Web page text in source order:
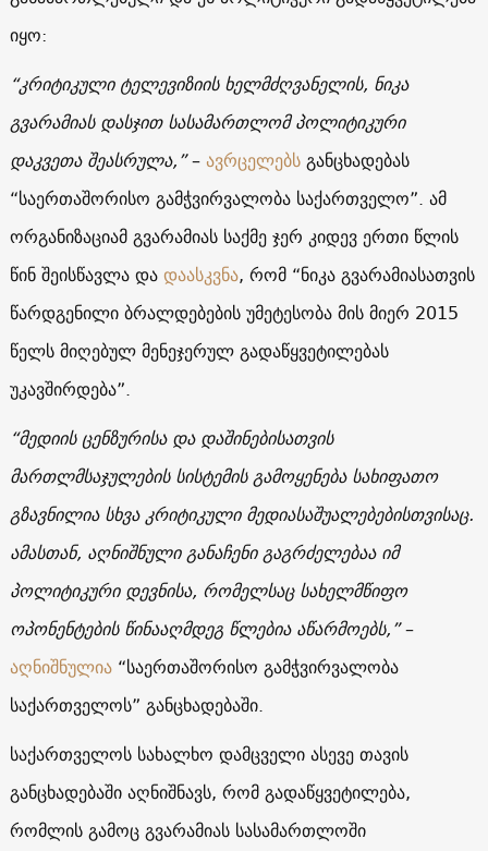
იყო:
“კრიტიკული ტელევიზიის ხელმძღვანელის, ნიკა
გვარამიას დასჯით სასამართლომ პოლიტიკური
დაკვეთა შეასრულა,”–ავრცელებსგანცხადებას
“საერთაშორისო გამჭვირვალობა საქართველო”. ამ
ორგანიზაციამ გვარამიას საქმე ჯერ კიდევ ერთი წლის
წინ შეისწავლა დადაასკვნა, რომ “ნიკა გვარამიასათვის
წარდგენილი ბრალდებების უმეტესობა მის მიერ 2015
წელს მიღებულ მენეჯერულ გადაწყვეტილებას
უკავშირდება”.
“მედიის ცენზურისა და დაშინებისათვის
მართლმსაჯულების სისტემის გამოყენება სახიფათო
გზავნილია სხვა კრიტიკული მედიასაშუალებებისთვისაც.
ამასთან, აღნიშნული განაჩენი გაგრძელებაა იმ
პოლიტიკური დევნისა, რომელსაც სახელმწიფო
ოპონენტების წინააღმდეგ წლებია აწარმოებს,”–
აღნიშნულია“საერთაშორისო გამჭვირვალობა
საქართველოს” განცხადებაში.
საქართველოს სახალხო დამცველი ასევე თავის
განცხადებაში აღნიშნავს, რომ გადაწყვეტილება,
რომლის გამოც გვარამიას სასამართლოში